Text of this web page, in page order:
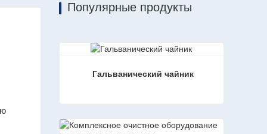
Популярные продукты
Гальванический чайник
Гальванический чайник